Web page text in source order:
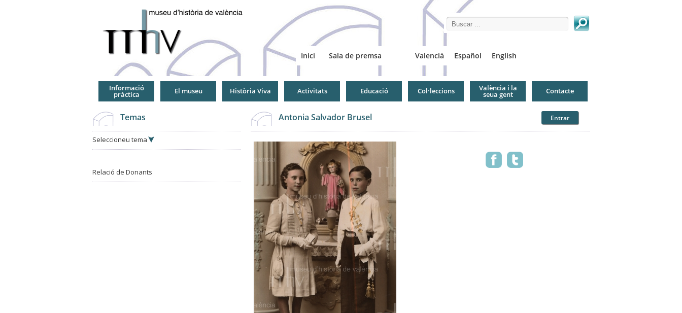
Search this site
Valencià Español English
Inici Sala de premsa
Informació
pràctica El museu Història Viva Activitats Educació Col·leccions València i la
seua gent Contacte
Temas
Seleccioneu tema
Relació de Donants
Antonia Salvador Brusel Entrar